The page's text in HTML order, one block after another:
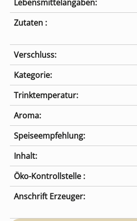
Kategorie:
Lebensmittelangaben:
Trinktemperatur:
Aroma:
Verschluss:
Speiseempfehlung:
Inhalt:
Zutaten :
Öko-Kontrollstelle :
Anschrift Erzeuger: